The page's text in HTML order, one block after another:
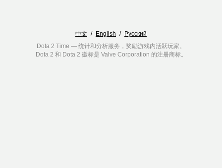
中文 / English / Русский
Dota 2 Time — 统计和分析服务，奖励游戏内活跃玩家。
Dota 2 和 Dota 2 徽标是 Valve Corporation 的注册商标。